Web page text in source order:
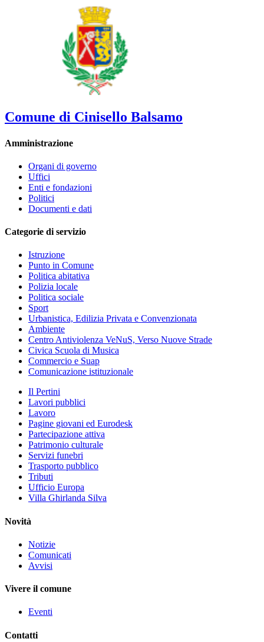
Comune di Cinisello Balsamo
Amministrazione
Organi di governo
Uffici
Enti e fondazioni
Politici
Documenti e dati
Categorie di servizio
Istruzione
Punto in Comune
Politica abitativa
Polizia locale
Politica sociale
Sport
Urbanistica, Edilizia Privata e Convenzionata
Ambiente
Centro Antiviolenza VeNuS, Verso Nuove Strade
Civica Scuola di Musica
Commercio e Suap
Comunicazione istituzionale
Il Pertini
Lavori pubblici
Lavoro
Pagine giovani ed Eurodesk
Partecipazione attiva
Patrimonio culturale
Servizi funebri
Trasporto pubblico
Tributi
Ufficio Europa
Villa Ghirlanda Silva
Novità
Notizie
Comunicati
Avvisi
Vivere il comune
Eventi
Contatti